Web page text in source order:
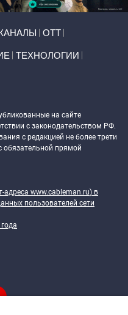
ОТТ
ТЕХНОЛОГИИ
на сайте
с законодательством РФ.
с редакцией не более трети
обязательной прямой
адреса www.cableman.ru) в
пользователей сети